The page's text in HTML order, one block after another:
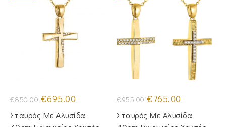
€850.00 Original
price
was:
€850.00.
€695.00
τιμή
είναι:
Σταυρός Με Αλυσίδα
€955.00 Original
price
was:
€955.00.
€765.00
τιμή
είναι:
Σταυρός Με Αλυσίδα